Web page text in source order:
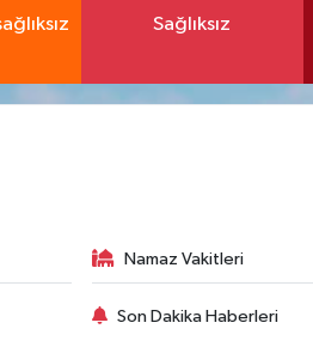
Sağlıksız
Namaz Vakitleri
Son Dakika Haberleri